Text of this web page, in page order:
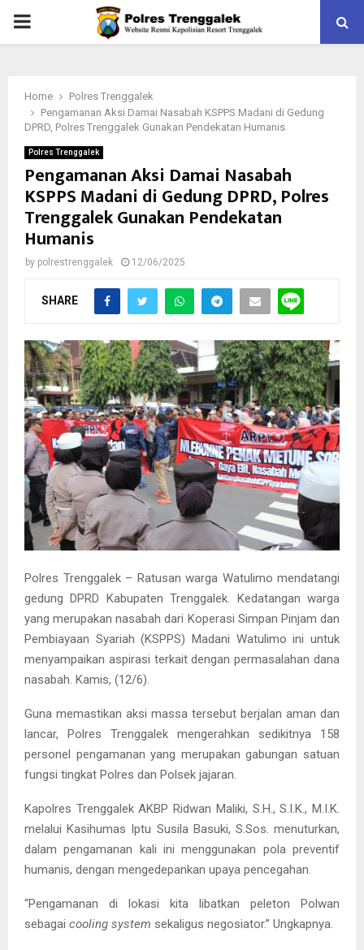
PRIMARY
Home
Polres Trenggalek
Pengamanan Aksi Damai Nasabah KSPPS Madani di Gedung
DPRD, Polres Trenggalek Gunakan Pendekatan Humanis
Polres Trenggalek
Pengamanan Aksi Damai Nasabah
KSPPS Madani di Gedung DPRD, Polres
Trenggalek Gunakan Pendekatan
Humanis
by polrestrenggalek 12/06/2025
SHARE
Polres Trenggalek – Ratusan warga Watulimo mendatangi
gedung DPRD Kabupaten Trenggalek. Kedatangan warga
yang merupakan nasabah dari Koperasi Simpan Pinjam dan
Pembiayaan Syariah (KSPPS) Madani Watulimo ini untuk
menyampaikan aspirasi terkait dengan permasalahan dana
nasabah. Kamis, (12/6).
Guna memastikan aksi massa tersebut berjalan aman dan
lancar, Polres Trenggalek mengerahkan sedikitnya 158
personel pengamanan yang merupakan gabungan satuan
fungsi tingkat Polres dan Polsek jajaran.
Kapolres Trenggalek AKBP Ridwan Maliki, S.H., S.I.K., M.I.K.
melalui Kasihumas Iptu Susila Basuki, S.Sos. menuturkan,
dalam pengamanan kali ini menggunakan pola preventif
humanis, dengan mengedepankan upaya pencegahan.
“Pengamanan di lokasi kita libatkan peleton Polwan
sebagai cooling system sekaligus negosiator.” Ungkapnya.